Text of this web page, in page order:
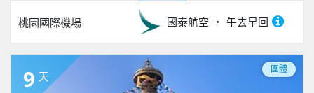
桃園國際機場 國泰航空 午去早回
9 天
團體